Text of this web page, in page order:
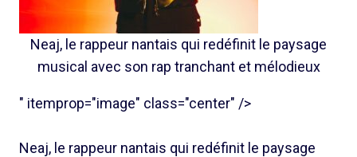
Neaj, le rappeur nantais qui redéfinit le paysage
musical avec son rap tranchant et mélodieux
" itemprop="image" class="center" />
Neaj, le rappeur nantais qui redéfinit le paysage